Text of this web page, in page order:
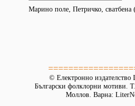
Марино поле, Петричко,
© Електронно издателство
Български фолклорни мотиви.
Моллов. Варна: